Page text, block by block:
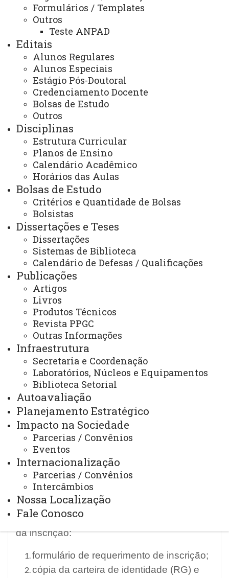
Formulários / Templates
Outros
Teste ANPAD
Editais
Alunos Regulares
Alunos Especiais
Estágio Pós-Doutoral
Credenciamento Docente
Bolsas de Estudo
Outros
Disciplinas
Estrutura Curricular
Planos de Ensino
Calendário Acadêmico
Horários das Aulas
Bolsas de Estudo
Critérios e Quantidade de Bolsas
Bolsistas
Dissertações e Teses
Dissertações
Sistemas de Biblioteca
Calendário de Defesas / Qualificações
Publicações
Artigos
Livros
Produtos Técnicos
Revista PPGC
Outras Informações
Infraestrutura
Secretaria e Coordenação
Laboratórios, Núcleos e Equipamentos
Biblioteca Setorial
Autoavaliação
Planejamento Estratégico
Impacto na Sociedade
Parcerias / Convênios
Eventos
Internacionalização
Parcerias / Convênios
Intercâmbios
Nossa Localização
Fale Conosco
O pós-doutorado é um estágio
acadêmico, caracterizado por atividade de
pesquisa, realizado com o
acompanhamento de um professor doutor
efetivo da Unioeste credenciado a um
Programa de Pós-Graduação stricto sensu
na categoria permanente.
O estágio de pós-doutorado ofertado
pela Unioeste visa atualização e
qualificação de pesquisadores-doutores por
meio da realização de atividades de
pesquisa supervisionadas.
São requisitos para a inscrição de
candidatos(as):
Possuir título de doutorado reconhecido
(ou revalidado) no Brasil na área de
avaliação de ‘Administração Pública e de
Empresas, Ciências Contábeis e
Turismo’ da Capes ou em áreas
correlatas à área de concentração do
Programa – Controladoria, obtido em
período de até 5 anos anteriores ao ano
da inscrição;
Não ser aposentado(a) ou estar em
situação equiparada;
Ter disponibilidade de dedicação ao
estágio de pós-doutorado conforme
previsto no plano de atividades.
A inscrição para o estágio de pós-
doutorado no PPGC é gratuita.
Documentação exigida no momento
da inscrição:
formulário de requerimento de inscrição;
cópia da carteira de identidade (RG) e